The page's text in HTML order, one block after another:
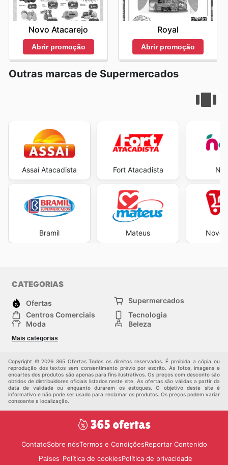
Novo Atacarejo
Abrir promoção
Royal
Abrir promoção
Outras marcas de Supermercados
Assaí Atacadista
Bramil
Fort Atacadista
Mateus Novo
CATEGORIAS
Ofertas
Supermercados
Centros Comerciais
Tecnologia
Moda
Beleza
Construção e jardinagem
Mais categorias
Copyright © 2026 365 Ofertas Todos os direitos reservados. É proibida a cópia ou
reprodução dos textos sem consentimento prévio por escrito. As fotos, imagens e
encartes dos produtos são apenas para fins ilustrativos. Os preços com desconto são
obtidos de distribuidores oficiais listados neste site. As ofertas são válidas a partir da
data de validade ou enquanto durarem os estoques. O objetivo deste site é
informativo e não pode ser usado para reclamar os produtos. Os preços podem variar
consoante a localização.
ContatoSobre nósTermos e CondiçõesReportar Contenido
Países Política de cookiesPolítica de privacidade